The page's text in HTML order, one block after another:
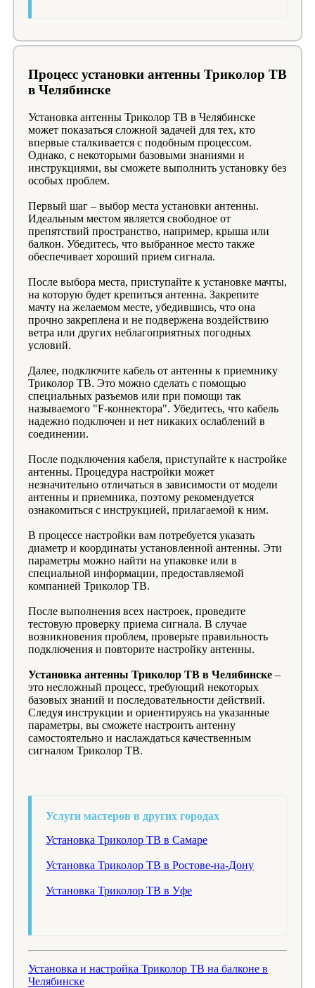
Процесс установки антенны Триколор ТВ
в Челябинске
Установка антенны Триколор ТВ в Челябинске
может показаться сложной задачей для тех, кто
впервые сталкивается с подобным процессом.
Однако, с некоторыми базовыми знаниями и
инструкциями, вы сможете выполнить установку без
особых проблем.
Первый шаг – выбор места установки антенны.
Идеальным местом является свободное от
препятствий пространство, например, крыша или
балкон. Убедитесь, что выбранное место также
обеспечивает хороший прием сигнала.
После выбора места, приступайте к установке мачты,
на которую будет крепиться антенна. Закрепите
мачту на желаемом месте, убедившись, что она
прочно закреплена и не подвержена воздействию
ветра или других неблагоприятных погодных
условий.
Далее, подключите кабель от антенны к приемнику
Триколор ТВ. Это можно сделать с помощью
специальных разъемов или при помощи так
называемого "F-коннектора". Убедитесь, что кабель
надежно подключен и нет никаких ослаблений в
соединении.
После подключения кабеля, приступайте к настройке
антенны. Процедура настройки может
незначительно отличаться в зависимости от модели
антенны и приемника, поэтому рекомендуется
ознакомиться с инструкцией, прилагаемой к ним.
В процессе настройки вам потребуется указать
диаметр и координаты установленной антенны. Эти
параметры можно найти на упаковке или в
специальной информации, предоставляемой
компанией Триколор ТВ.
После выполнения всех настроек, проведите
тестовую проверку приема сигнала. В случае
возникновения проблем, проверьте правильность
подключения и повторите настройку антенны.
Установка антенны Триколор ТВ в Челябинске –
это несложный процесс, требующий некоторых
базовых знаний и последовательности действий.
Следуя инструкции и ориентируясь на указанные
параметры, вы сможете настроить антенну
самостоятельно и наслаждаться качественным
сигналом Триколор ТВ.
Услуги мастеров в других городах
Установка Триколор ТВ в Самаре
Установка Триколор ТВ в Ростове-на-Дону
Установка Триколор ТВ в Уфе
Установка и настройка Триколор ТВ на балконе в
Челябинске